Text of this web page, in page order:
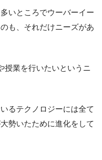
いところでウーバーイー
も、それだけニーズがあ
授業を行いたいというニ
るテクノロジーには全て
勢いたために進化をして